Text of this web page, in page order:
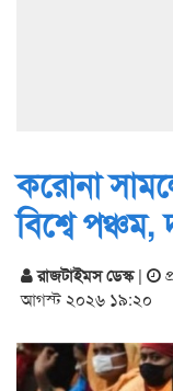
করোনা
বিশ্বে পঞ্চম,
রাজটাইমস ডেস্ক|
আগস্ট ২০২৬ ১৯:২০